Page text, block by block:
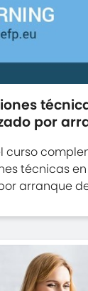
por
curso
técnicas
arranque